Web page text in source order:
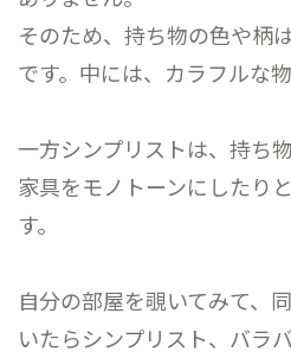
そのため、持ち物の色や柄
です。中には、カラフルな
一方シンプリストは、持ち
家具をモノトーンにしたり
す。
自分の部屋を覗いてみて、
いたらシンプリスト、バラ